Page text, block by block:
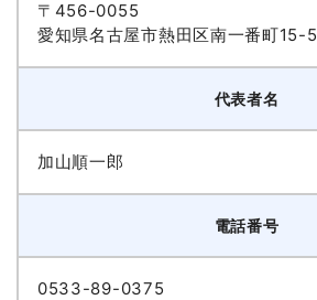
〒456-0055
愛知県名古屋市熱田区南一番町15-5
代表者名
加山順一郎
電話番号
0533-89-0375